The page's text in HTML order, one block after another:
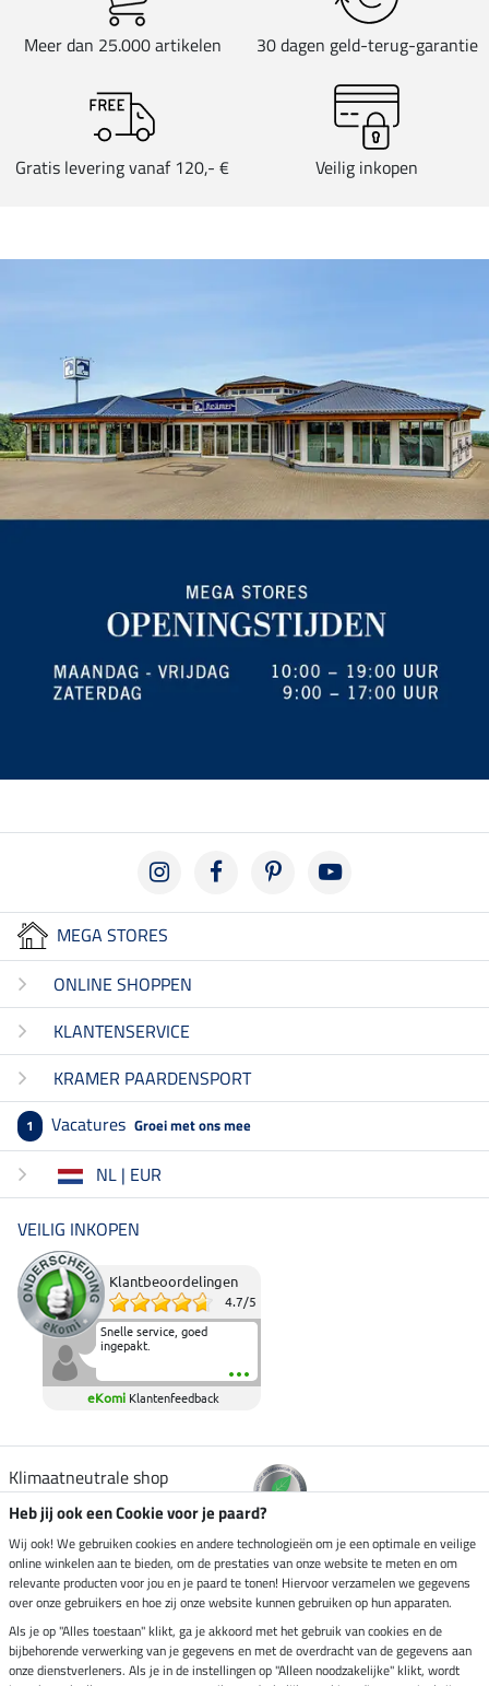
Meer dan 25.000 artikelen 30 dagen geld-terug-garantie
Gratis levering vanaf 120,- € Veilig inkopen
MEGA STORES
ONLINE SHOPPEN
KLANTENSERVICE
KRAMER PAARDENSPORT
1 Vacatures Groei met ons mee
NL | EUR
VEILIG INKOPEN
Klantbeoordelingen
4.7/5
Snelle service, goed
ingepakt.
eKomi Klantenfeedback
Klimaatneutrale shop
Verzending per
Veilig betalen met
Heb jij ook een Cookie voor je paard?
Wij ook! We gebruiken cookies en andere technologieën om je een optimale en veilige
online winkelen aan te bieden, om de prestaties van onze website te meten en om
relevante producten voor jou en je paard te tonen! Hiervoor verzamelen we gegevens
over onze gebruikers en hoe zij onze website kunnen gebruiken op hun apparaten.
Als je op "Alles toestaan" klikt, ga je akkoord met het gebruik van cookies en de
bijbehorende verwerking van je gegevens en met de overdracht van de gegevens aan
onze dienstverleners. Als je in de instellingen op "Alleen noodzakelijke" klikt, wordt